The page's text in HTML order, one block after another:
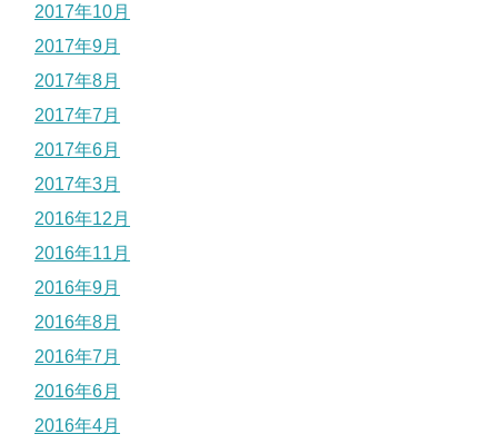
2017年10月
2017年9月
2017年8月
2017年7月
2017年6月
2017年3月
2016年12月
2016年11月
2016年9月
2016年8月
2016年7月
2016年6月
2016年4月